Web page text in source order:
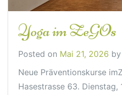
Yoga im ZeGOs
Posted on Mai 21, 2026 by
Neue Präventionskurse
Hasestrasse 63. Dienstag,